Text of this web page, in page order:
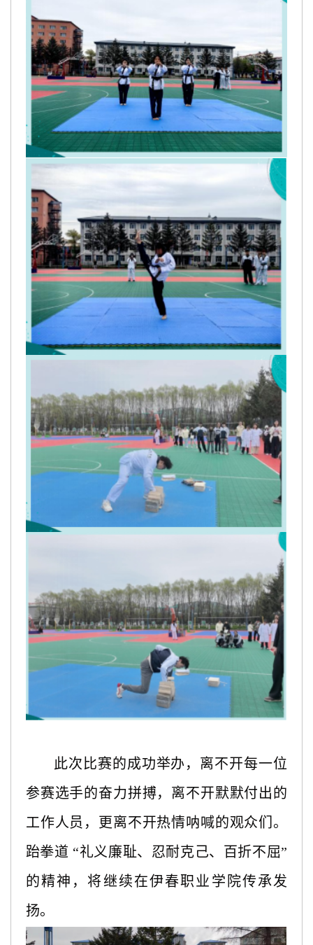
此次比赛的成功举办，离不开每一位
参赛选手的奋力拼搏，离不开默默付出的
工作人员，更离不开热情呐喊的观众们。
跆拳道 “礼义廉耻、忍耐克己、百折不屈”
的精神，将继续在伊春职业学院传承发
扬。